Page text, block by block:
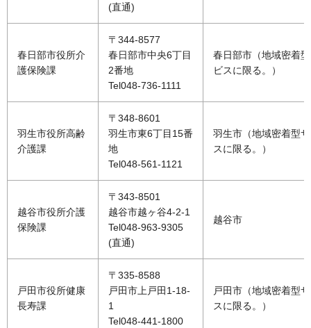
(直通)
春日部市役所介
護保険課
〒344-8577
春日部市中央6丁目
2番地
Tel048-736-1111
春日部市（地域密着
ビスに限る。）
羽生市役所高齢
介護課
〒348-8601
羽生市東6丁目15番
地
Tel048-561-1121
羽生市（地域密着型
スに限る。）
越谷市役所介護
保険課
〒343-8501
越谷市越ヶ谷4-2-1
Tel048-963-9305
(直通)
越谷市
戸田市役所健康
長寿課
〒335-8588
戸田市上戸田1-18-
1
Tel048-441-1800
戸田市（地域密着型
スに限る。）